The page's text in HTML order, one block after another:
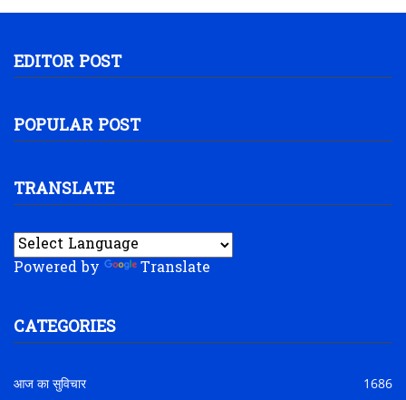
EDITOR POST
POPULAR POST
TRANSLATE
Powered by Translate
CATEGORIES
आज का सुविचार
1686